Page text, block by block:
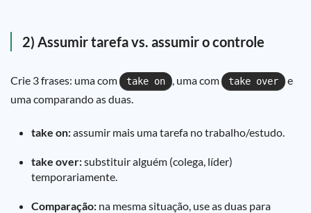
2) Assumir tarefa vs. assumir o controle
Crie 3 frases: uma com take on , uma com take over
e
uma comparando as duas.
take on:assumir mais uma tarefa no trabalho/estudo.
take over:substituir alguém (colega, líder)
temporariamente.
Comparação: na mesma situação, use as duas para